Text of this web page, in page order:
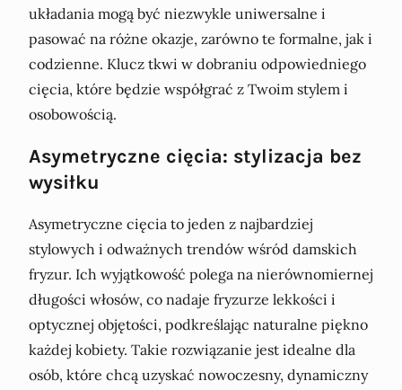
układania mogą być niezwykle uniwersalne i
pasować na różne okazje, zarówno te formalne, jak i
codzienne. Klucz tkwi w dobraniu odpowiedniego
cięcia, które będzie współgrać z Twoim stylem i
osobowością.
Asymetryczne cięcia: stylizacja bez
wysiłku
Asymetryczne cięcia to jeden z najbardziej
stylowych i odważnych trendów wśród damskich
fryzur. Ich wyjątkowość polega na nierównomiernej
długości włosów, co nadaje fryzurze lekkości i
optycznej objętości, podkreślając naturalne piękno
każdej kobiety. Takie rozwiązanie jest idealne dla
osób, które chcą uzyskać nowoczesny, dynamiczny